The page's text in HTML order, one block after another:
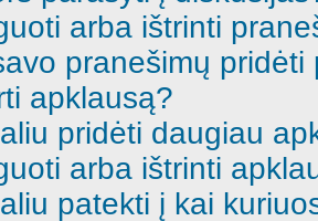
arba ištrinti
pranešimų pridėti
apklausą?
pridėti daugiau
arba ištrinti
patekti į kai